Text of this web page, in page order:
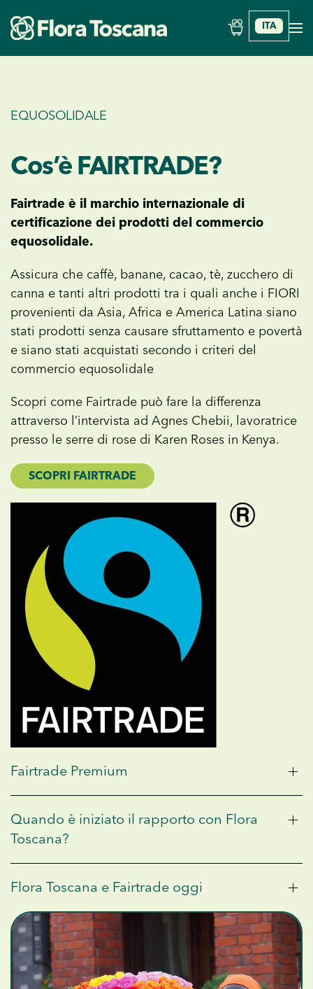
Skip to main content ITA
EQUOSOLIDALE
Cos’è FAIRTRADE?
Fairtrade è il marchio internazionale di
certificazione dei prodotti del commercio
equosolidale.
Assicura che caffè, banane, cacao, tè, zucchero di
canna e tanti altri prodotti tra i quali anche i FIORI
provenienti da Asia, Africa e America Latina siano
stati prodotti senza causare sfruttamento e povertà
e siano stati acquistati secondo i criteri del
commercio equosolidale
Scopri come Fairtrade può fare la differenza
attraverso l’intervista ad Agnes Chebii, lavoratrice
presso le serre di rose di Karen Roses in Kenya.
SCOPRI FAIRTRADE
Fairtrade Premium
Quando è iniziato il rapporto con Flora
Toscana?
Flora Toscana e Fairtrade oggi